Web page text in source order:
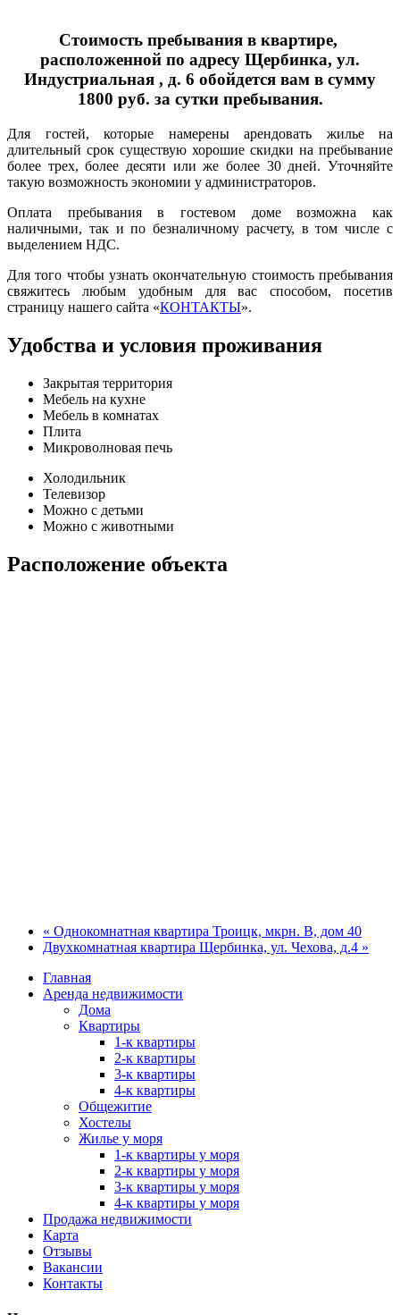
Стоимость пребывания в квартире,
расположенной по адресу Щербинка, ул.
Индустриальная , д. 6 обойдется вам в сумму
1800 руб. за сутки пребывания.
Для гостей, которые намерены арендовать жилье на
длительный срок существую хорошие скидки на пребывание
более трех, более десяти или же более 30 дней. Уточняйте
такую возможность экономии у администраторов.
Оплата пребывания в гостевом доме возможна как
наличными, так и по безналичному расчету, в том числе с
выделением НДС.
Для того чтобы узнать окончательную стоимость пребывания
свяжитесь любым удобным для вас способом, посетив
страницу нашего сайта «КОНТАКТЫ».
Удобства и условия проживания
Закрытая территория
Мебель на кухне
Мебель в комнатах
Плита
Микроволновая печь
Холодильник
Телевизор
Можно с детьми
Можно с животными
Расположение объекта
« Однокомнатная квартира Троицк, мкрн. В, дом 40
Двухкомнатная квартира Щербинка, ул. Чехова, д.4 »
Главная
Аренда недвижимости
Дома
Квартиры
1-к квартиры
2-к квартиры
3-к квартиры
4-к квартиры
Общежитие
Хостелы
Жилье у моря
1-к квартиры у моря
2-к квартиры у моря
3-к квартиры у моря
4-к квартиры у моря
Продажа недвижимости
Карта
Отзывы
Вакансии
Контакты